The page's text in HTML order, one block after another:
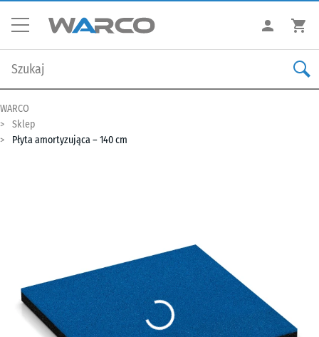
WARCO
Sklep
Płyta amortyzująca – 140 cm